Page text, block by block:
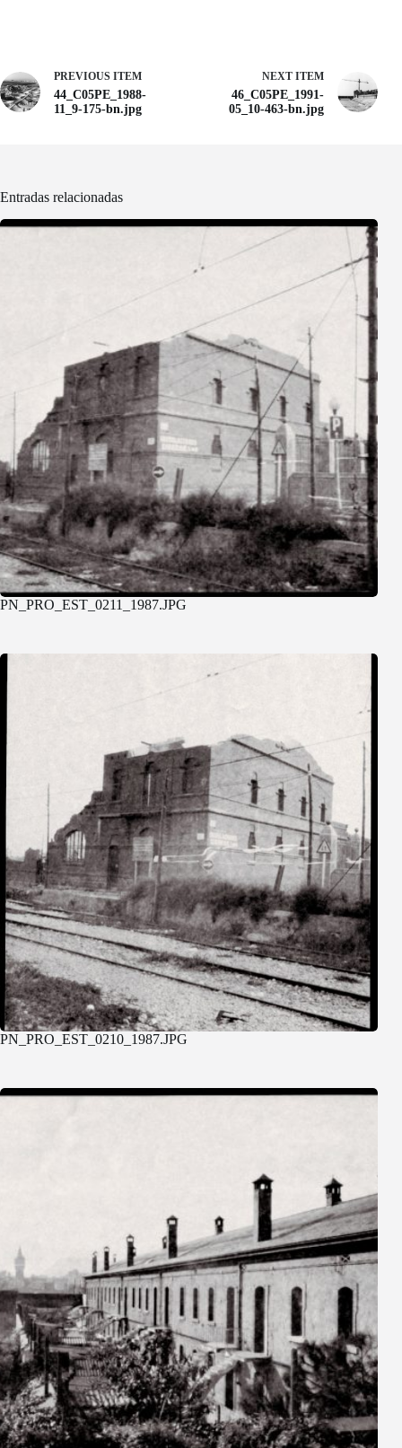
PREVIOUS ITEM
44_C05PE_1988-
11_9-175-bn.jpg
NEXT ITEM
46_C05PE_1991-
05_10-463-bn.jpg
Entradas relacionadas
PN_PRO_EST_0211_1987.JPG
PN_PRO_EST_0210_1987.JPG